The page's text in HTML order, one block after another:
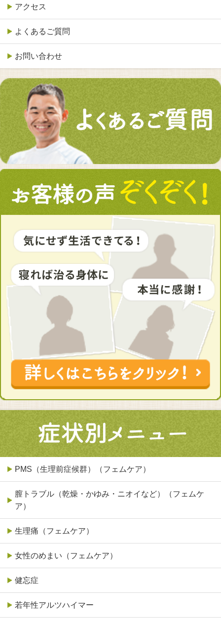
アクセス
よくあるご質問
お問い合わせ
PMS（生理前症候群）（フェムケア）
膣トラブル（乾燥・かゆみ・ニオイなど）（フェムケ
ア）
生理痛（フェムケア）
女性のめまい（フェムケア）
健忘症
若年性アルツハイマー